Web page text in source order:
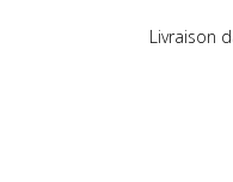
Livraison